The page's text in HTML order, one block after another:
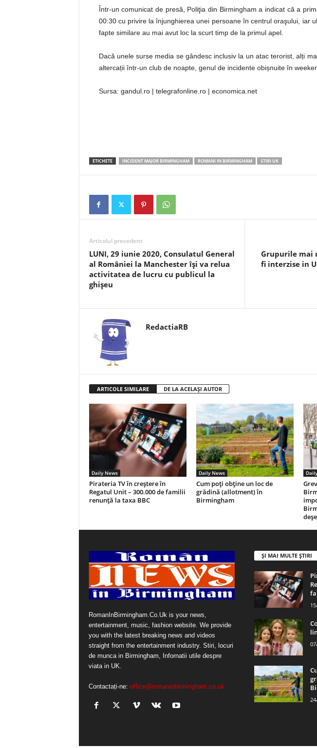
Într-un comunicat de presă, Poliţia din Birmingham a indicat că a
00:30 cu privire la înjunghierea unei persoane în centrul oraşului, iar
fapte similare au mai avut loc la scurt timp de la primul apel.
Dacă unele surse media se gândesc inclusiv la un atac terorist, alți
altercații într-un club de noapte, genul de incidente obișnuite în
Sursa: gandul.ro | telegrafonline.ro | economica.net
ETICHETE INCIDENT MAJOR BIRMINGHAM ROMANI IN BIRMINGHAM STIRI UK
Articolul precedent
LUNI, 29 iunie 2020, Consulatul General
al României la Manchester își va relua
activitatea de lucru cu publicul la
ghișeu
Grupurile mai
fi interzise in
RedactiaRB
ARTICOLE SIMILARE DE LA ACELAȘI AUTOR
Daily News
Pirateria TV în creștere în
Regatul Unit – 300.000 de familii
renunță la taxa BBC
Daily News
Cum poți obține un loc de
grădină (allotment) în
Birmingham
RomanInBirmingham.Co.Uk is your news,
entertainment, music, fashion website. We provide
you with the latest breaking news and videos
straight from the entertainment industry. Stiri, locuri
de munca in Birmingham, Infornatii utile despre
viata in UK.
Contactați-ne: office@romaninbirmingham.co.uk
ȘI MAI MULTE ȘTIRI